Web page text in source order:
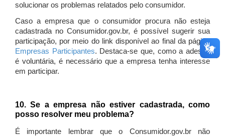
solucionar os problemas relatados pelo consumidor.
Caso a empresa que o consumidor procura não esteja
cadastrada no Consumidor.gov.br, é possível sugerir sua
participação, por meio do link disponível ao final da página
Empresas Participantes. Destaca-se que, como a adesão
é voluntária, é necessário que a empresa tenha interesse
em participar.
10. Se a empresa não estiver cadastrada, como
posso resolver meu problema?
É importante lembrar que o Consumidor.gov.br não